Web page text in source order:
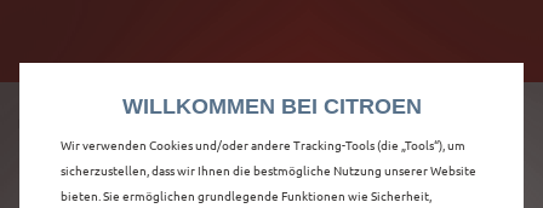
WILLKOMMEN BEI CITROEN
Wir verwenden Cookies und/oder andere Tracking-Tools (die „Tools“), um
sicherzustellen, dass wir Ihnen die bestmögliche Nutzung unserer Website
bieten. Sie ermöglichen grundlegende Funktionen wie Sicherheit,